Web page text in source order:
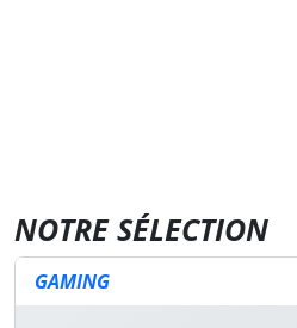
NOTRE SÉLECTION
GAMING